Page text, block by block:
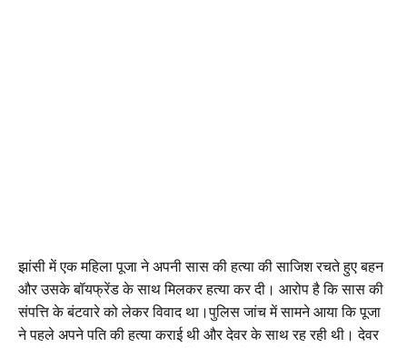
झांसी में एक महिला पूजा ने अपनी सास की हत्या की साजिश रचते हुए बहन
और उसके बॉयफ्रेंड के साथ मिलकर हत्या कर दी। आरोप है कि सास की
संपत्ति के बंटवारे को लेकर विवाद था।पुलिस जांच में सामने आया कि पूजा
ने पहले अपने पति की हत्या कराई थी और देवर के साथ रह रही थी। देवर